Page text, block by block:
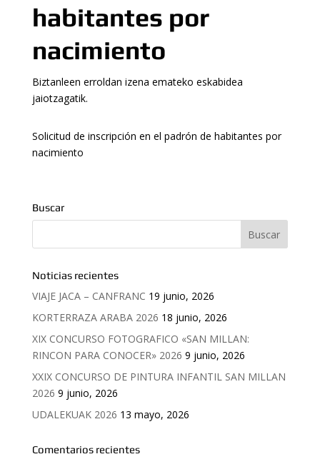
habitantes por
nacimiento
Biztanleen erroldan izena emateko eskabidea
jaiotzagatik.
Solicitud de inscripción en el padrón de habitantes por
nacimiento
Buscar
Noticias recientes
VIAJE JACA – CANFRANC 19 junio, 2026
KORTERRAZA ARABA 2026 18 junio, 2026
XIX CONCURSO FOTOGRAFICO «SAN MILLAN:
RINCON PARA CONOCER» 2026 9 junio, 2026
XXIX CONCURSO DE PINTURA INFANTIL SAN MILLAN
2026 9 junio, 2026
UDALEKUAK 2026 13 mayo, 2026
Comentarios recientes